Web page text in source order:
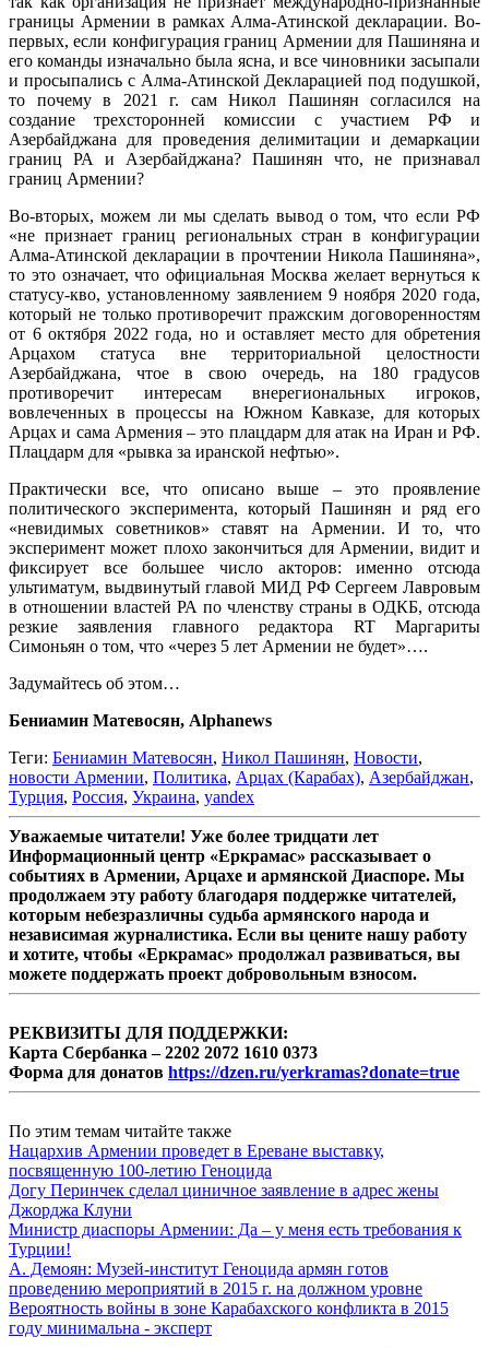
границы Армении в рамках Алма-Атинской декларации. Во-
первых, если конфигурация границ Армении для Пашиняна и
его команды изначально была ясна, и все чиновники засыпали
и просыпались с Алма-Атинской Декларацией под подушкой,
то почему в 2021 г. сам Никол Пашинян согласился на
создание трехсторонней комиссии с участием РФ и
Азербайджана для проведения делимитации и демаркации
границ РА и Азербайджана? Пашинян что, не признавал
границ Армении?
Во-вторых, можем ли мы сделать вывод о том, что если РФ
«не признает границ региональных стран в конфигурации
Алма-Атинской декларации в прочтении Никола Пашиняна»,
то это означает, что официальная Москва желает вернуться к
статусу-кво, установленному заявлением 9 ноября 2020 года,
который не только противоречит пражским договоренностям
от 6 октября 2022 года, но и оставляет место для обретения
Арцахом статуса вне территориальной целостности
Азербайджана, чтое в свою очередь, на 180 градусов
противоречит интересам внерегиональных игроков,
вовлеченных в процессы на Южном Кавказе, для которых
Арцах и сама Армения – это плацдарм для атак на Иран и РФ.
Плацдарм для «рывка за иранской нефтью».
Практически все, что описано выше – это проявление
политического эксперимента, который Пашинян и ряд его
«невидимых советников» ставят на Армении. И то, что
эксперимент может плохо закончиться для Армении, видит и
фиксирует все большее число акторов: именно отсюда
ультиматум, выдвинутый главой МИД РФ Сергеем Лавровым
в отношении властей РА по членству страны в ОДКБ, отсюда
резкие заявления главного редактора RT Маргариты
Симоньян о том, что «через 5 лет Армении не будет»….
Задумайтесь об этом…
Бениамин Матевосян, Alphanews
Теги: Бениамин Матевосян, Никол Пашинян, Новости,
новости Армении, Политика, Арцах (Карабах), Азербайджан,
Турция, Россия, Украина, yandex
Уважаемые читатели! Уже более тридцати лет
Информационный центр «Еркрамас» рассказывает о
событиях в Армении, Арцахе и армянской Диаспоре. Мы
продолжаем эту работу благодаря поддержке читателей,
которым небезразличны судьба армянского народа и
независимая журналистика. Если вы цените нашу работу
и хотите, чтобы «Еркрамас» продолжал развиваться, вы
можете поддержать проект добровольным взносом.
РЕКВИЗИТЫ ДЛЯ ПОДДЕРЖКИ:
Карта Сбербанка – 2202 2072 1610 0373
Форма для донатов https://dzen.ru/yerkramas?donate=true
По этим темам читайте также
Нацархив Армении проведет в Ереване выставку,
посвященную 100-летию Геноцида
Догу Перинчек сделал циничное заявление в адрес жены
Джорджа Клуни
Министр диаспоры Армении: Да – у меня есть требования к
Турции!
А. Демоян: Музей-институт Геноцида армян готов
проведению мероприятий в 2015 г. на должном уровне
Вероятность войны в зоне Карабахского конфликта в 2015
году минимальна - эксперт